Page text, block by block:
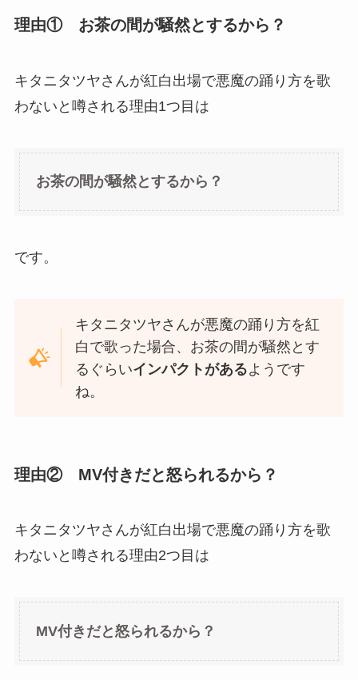
理由① お茶の間が騒然とするから？
キタニタツヤさんが紅白出場で悪魔の踊り方を歌
わないと噂される理由1つ目は
お茶の間が騒然とするから？
です。
キタニタツヤさんが悪魔の踊り方を紅
白で歌った場合、お茶の間が騒然とす
るぐらいインパクトがあるようです
ね。
理由② MV付きだと怒られるから？
キタニタツヤさんが紅白出場で悪魔の踊り方を歌
わないと噂される理由2つ目は
MV付きだと怒られるから？